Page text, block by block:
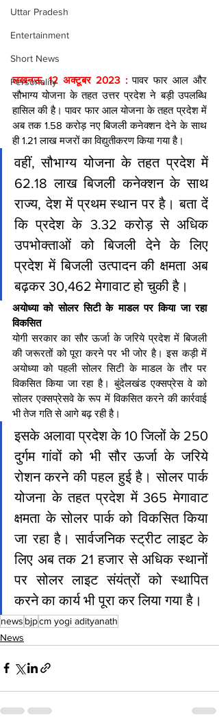
Uttar Pradesh
Entertainment
Short News
Personality
लखनऊ, 12 अक्टूबर 2023 : पावर फार आल और
सौभाग्य योजना के तहत उत्तर प्रदेश ने बड़ी उपलब्धि
हासिल की है। पावर फार आल योजना के तहत प्रदेश में
अब तक 1.58 करोड़ नए बिजली कनेक्शन देने के साथ
ही 1.21 लाख मजरों का विद्युतीकरण किया गया है।
वहीं, सौभाग्य योजना के तहत प्रदेश में
62.18 लाख बिजली कनेक्शन के साथ
राज्य, देश में प्रथम स्थान पर है। बता दें
कि प्रदेश के 3.32 करोड़ से अधिक
उपभोक्ताओं को बिजली देने के लिए
प्रदेश में बिजली उत्पादन की क्षमता अब
बढ़कर 30,462 मेगावाट हो चुकी है।
अयोध्या को सोलर सिटी के माडल पर किया जा रहा
विकसित
योगी सरकार का सौर ऊर्जा के जरिये प्रदेश में बिजली
की जरूरतों को पूरा करने पर भी जोर है। इस कड़ी में
अयोध्या को पहली सोलर सिटी के माडल के तौर पर
विकसित किया जा रहा है। बुंदेलखंड एक्सप्रेस वे को
सोलर एक्सप्रेसवे के रूप में विकसित करने की कार्रवाई
भी तेज गति से आगे बढ़ रही है।
इसके अलावा प्रदेश के 10 जिलों के 250
दुर्गम गांवों को भी सौर ऊर्जा के जरिये
रोशन करने की पहल हुई है। सोलर पार्क
योजना के तहत प्रदेश में 365 मेगावाट
क्षमता के सोलर पार्क को विकसित किया
जा रहा है। सार्वजनिक स्ट्रीट लाइट के
लिए अब तक 21 हजार से अधिक स्थानों
पर सोलर लाइट संयंत्रों को स्थापित
करने का कार्य भी पूरा कर लिया गया है।
news bjpcm yogi adityanath
News